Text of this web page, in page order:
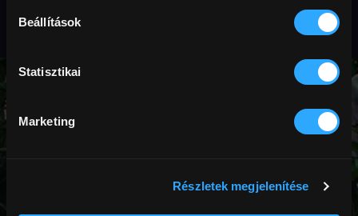
Beállítások
Statisztikai
Marketing
Részletek megjelenítése
Belső utakon - Különleges road movie
válogatás
megtétele egyben önismereti kaland is: